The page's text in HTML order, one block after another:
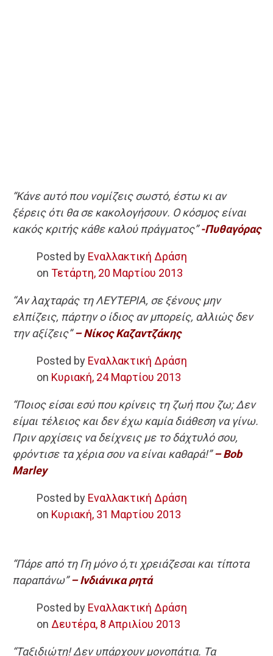
“Κάνε αυτό που νομίζεις σωστό, έστω κι αν
ξέρεις ότι θα σε κακολογήσουν. Ο κόσμος είναι
κακός κριτής κάθε καλού πράγματος”-Πυθαγόρας
Posted by Εναλλακτική Δράση
on Τετάρτη, 20 Μαρτίου 2013
“Αν λαχταράς τη ΛΕΥΤΕΡΙΑ, σε ξένους μην
ελπίζεις, πάρτην ο ίδιος αν μπορείς, αλλιώς δεν
την αξίζεις”– Νίκος Καζαντζάκης
Posted by Εναλλακτική Δράση
on Κυριακή, 24 Μαρτίου 2013
“Ποιος είσαι εσύ που κρίνεις τη ζωή που ζω; Δεν
είμαι τέλειος και δεν έχω καμία διάθεση να γίνω.
Πριν αρχίσεις να δείχνεις με το δάχτυλό σου,
φρόντισε τα χέρια σου να είναι καθαρά!”– Bob
Marley
Posted by Εναλλακτική Δράση
on Κυριακή, 31 Μαρτίου 2013
“Πάρε από τη Γη μόνο ό,τι χρειάζεσαι και τίποτα
παραπάνω”– Ινδιάνικα ρητά
Posted by Εναλλακτική Δράση
on Δευτέρα, 8 Απριλίου 2013
“Ταξιδιώτη! Δεν υπάρχουν μονοπάτια. Τα